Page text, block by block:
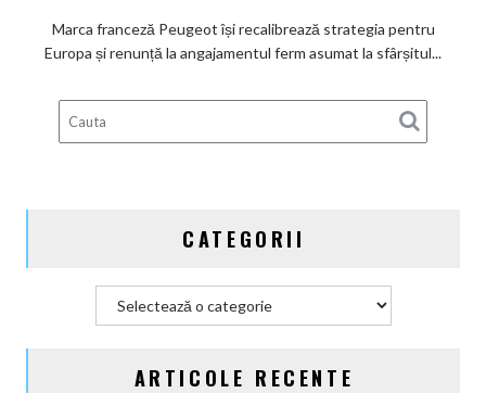
de
a
electric
până
modele
Marca franceză Peugeot își recalibrează strategia pentru
Europa și renunță la angajamentul ferm asumat la sfârșitul...
CATEGORII
ARTICOLE RECENTE